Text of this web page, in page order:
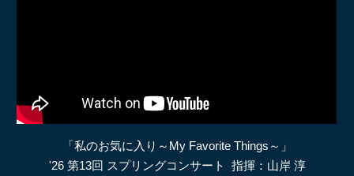
「 私のお気に入り～My Favorite Things～ 」
'26 第13回 スプリングコンサート 指揮：山岸 淳